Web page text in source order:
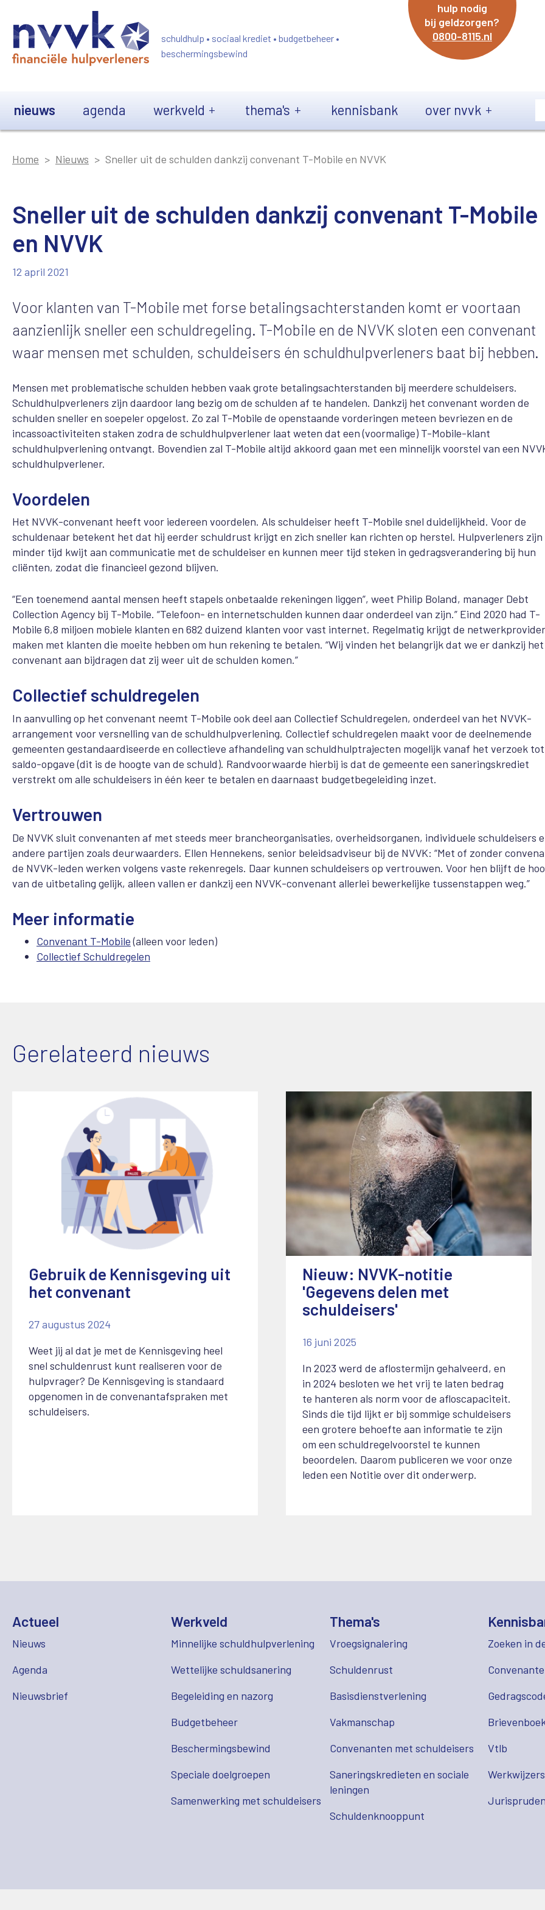
schuldhulp • sociaal krediet • budgetbeheer •
beschermingsbewind
hulp nodig
bij geldzorgen?
0800-8115.nl
nieuws agenda werkveld thema's kennisbank over nvvk
Home Nieuws Sneller uit de schulden dankzij convenant T-Mobile en NVVK
Sneller uit de schulden dankzij convenant T-Mobile
en NVVK
12 april 2021
Voor klanten van T-Mobile met forse betalingsachterstanden komt er voortaan
aanzienlijk sneller een schuldregeling. T-Mobile en de NVVK sloten een convenant
waar mensen met schulden, schuldeisers én schuldhulpverleners baat bij hebben.
Mensen met problematische schulden hebben vaak grote betalingsachterstanden bij meerdere schuldeisers.
Schuldhulpverleners zijn daardoor lang bezig om de schulden af te handelen. Dankzij het convenant worden de
schulden sneller en soepeler opgelost. Zo zal T-Mobile de openstaande vorderingen meteen bevriezen en de
incassoactiviteiten staken zodra de schuldhulpverlener laat weten dat een (voormalige) T-Mobile-klant
schuldhulpverlening ontvangt. Bovendien zal T-Mobile altijd akkoord gaan met een minnelijk voorstel van een
schuldhulpverlener.
Voordelen
Het NVVK-convenant heeft voor iedereen voordelen. Als schuldeiser heeft T-Mobile snel duidelijkheid. Voor de
schuldenaar betekent het dat hij eerder schuldrust krijgt en zich sneller kan richten op herstel. Hulpverleners zijn
minder tijd kwijt aan communicatie met de schuldeiser en kunnen meer tijd steken in gedragsverandering bij hun
cliënten, zodat die financieel gezond blijven.
“Een toenemend aantal mensen heeft stapels onbetaalde rekeningen liggen”, weet Philip Boland, manager Debt
Collection Agency bij T-Mobile. “Telefoon- en internetschulden kunnen daar onderdeel van zijn.” Eind 2020 had T-
Mobile 6,8 miljoen mobiele klanten en 682 duizend klanten voor vast internet. Regelmatig krijgt de
maken met klanten die moeite hebben om hun rekening te betalen. “Wij vinden het belangrijk dat we er dankzij het
convenant aan bijdragen dat zij weer uit de schulden komen.”
Collectief schuldregelen
In aanvulling op het convenant neemt T-Mobile ook deel aan Collectief Schuldregelen, onderdeel van het NVVK-
arrangement voor versnelling van de schuldhulpverlening. Collectief schuldregelen maakt voor de deelnemende
gemeenten gestandaardiseerde en collectieve afhandeling van schuldhulptrajecten mogelijk vanaf het verzoek tot
saldo-opgave (dit is de hoogte van de schuld). Randvoorwaarde hierbij is dat de gemeente een saneringskrediet
verstrekt om alle schuldeisers in één keer te betalen en daarnaast budgetbegeleiding inzet.
Vertrouwen
De NVVK sluit convenanten af met steeds meer brancheorganisaties, overheidsorganen, individuele schuldeisers
andere partijen zoals deurwaarders. Ellen Hennekens, senior beleidsadviseur bij de NVVK: “Met of zonder
de NVVK-leden werken volgens vaste rekenregels. Daar kunnen schuldeisers op vertrouwen. Voor hen blijft de
van de uitbetaling gelijk, alleen vallen er dankzij een NVVK-convenant allerlei bewerkelijke tussenstappen weg.”
Meer informatie
Convenant T-Mobile(alleen voor leden)
Collectief Schuldregelen
Gerelateerd nieuws
Gebruik de Kennisgeving uit
het convenant
27 augustus 2024
Weet jij al dat je met de Kennisgeving heel
snel schuldenrust kunt realiseren voor de
hulpvrager? De Kennisgeving is standaard
opgenomen in de convenantafspraken met
schuldeisers.
Nieuw: NVVK-notitie
'Gegevens delen met
schuldeisers'
16 juni 2025
In 2023 werd de aflostermijn gehalveerd, en
in 2024 besloten we het vrij te laten bedrag
te hanteren als norm voor de afloscapaciteit.
Sinds die tijd lijkt er bij sommige schuldeisers
een grotere behoefte aan informatie te zijn
om een schuldregelvoorstel te kunnen
beoordelen. Daarom publiceren we voor onze
leden een Notitie over dit onderwerp.
Actueel
Nieuws
Agenda
Nieuwsbrief
Werkveld
Minnelijke schuldhulpverlening
Wettelijke schuldsanering
Begeleiding en nazorg
Budgetbeheer
Beschermingsbewind
Speciale doelgroepen
Samenwerking met schuldeisers
Thema's
Vroegsignalering
Schuldenrust
Basisdienstverlening
Vakmanschap
Convenanten met schuldeisers
Saneringskredieten en sociale
leningen
Schuldenknooppunt
Zoeken in
Vtlb
Werkwijzers